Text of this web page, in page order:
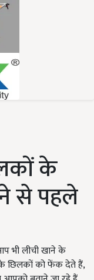
के
से पहले
भी लीची खाने के
छिलकों को फेंक देते हैं,